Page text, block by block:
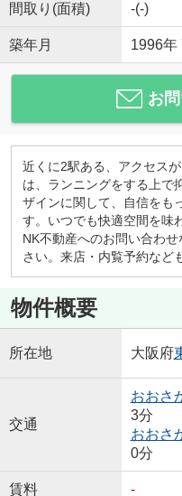
間取り(面積) -(-)
築年月 1996年
お
近くに2駅ある、アクセス
は、ランニングをする上で
ザインに関して、自信をも
す。いつでも快適空間を味
NK不動産へのお問い合わ
さい。来店・内覧予約など
物件概要
所在地 大阪府
交通
おおさ
3分
おおさ
0分
賃料 -